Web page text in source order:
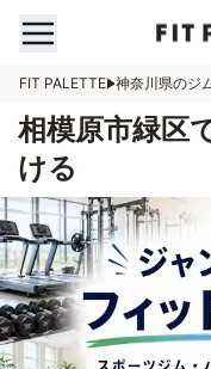
FIT PALETTE 神奈川県のジ
相模原市緑区
ける